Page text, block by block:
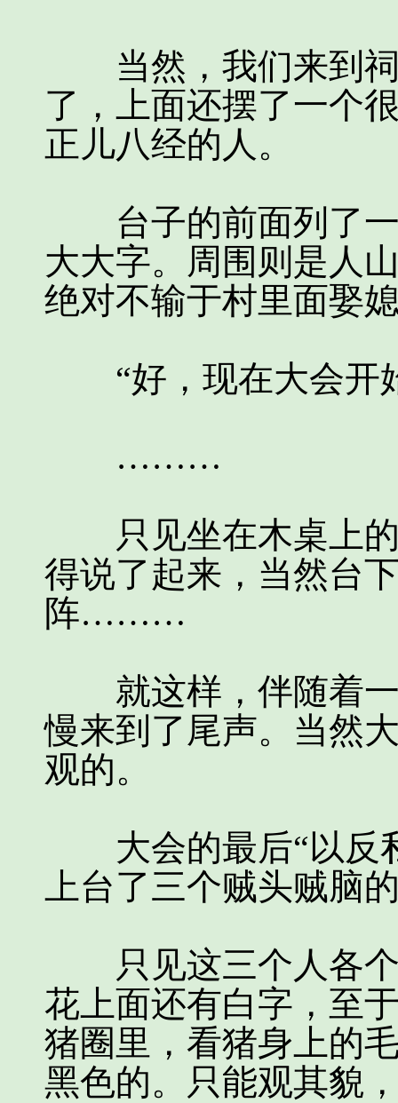
当然，我们来到祠
了，上面还摆了一个
正儿八经的人。
台子的前面列了一
大大字。周围则是人
绝对不输于村里面娶
“好，现在大会开
………
只见坐在木桌上的
得说了起来，当然台
阵………
就这样，伴随着一
慢来到了尾声。当然
观的。
大会的最后“以反
上台了三个贼头贼脑
只见这三个人各个
花上面还有白字，至
猪圈里，看猪身上的
黑色的。只能观其貌